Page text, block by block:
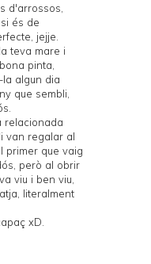
d'arrossos,
és de
jejje.
teva mare i
pinta,
algun dia
que sembli,
relacionada
van regalar al
primer que vaig
però al obrir
viu i ben viu,
literalment
xD.